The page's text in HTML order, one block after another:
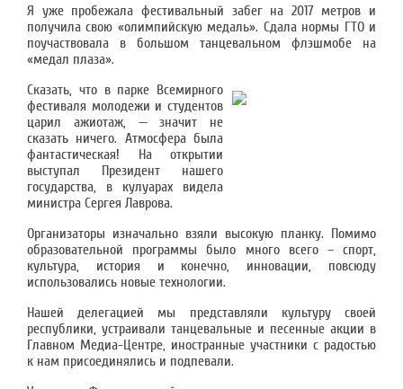
Я уже пробежала фестивальный забег на 2017 метров и
получила свою «олимпийскую медаль». Сдала нормы ГТО и
поучаствовала в большом танцевальном флэшмобе на
«медал плаза».
Сказать, что в парке Всемирного
фестиваля молодежи и студентов
царил ажиотаж, — значит не
сказать ничего. Атмосфера была
фантастическая! На открытии
выступал Президент нашего
государства, в кулуарах видела
министра Сергея Лаврова.
Организаторы изначально взяли высокую планку. Помимо
образовательной программы было много всего – спорт,
культура, история и конечно, инновации, повсюду
использовались новые технологии.
Нашей делегацией мы представляли культуру своей
республики, устраивали танцевальные и песенные акции в
Главном Медиа-Центре, иностранные участники с радостью
к нам присоединялись и подпевали.